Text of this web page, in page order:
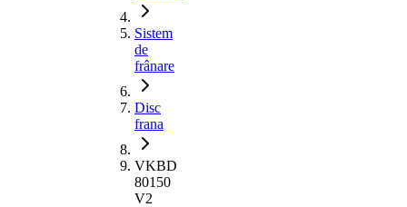
Sistem
de
frânare
Disc
frana
VKBD
80150
V2